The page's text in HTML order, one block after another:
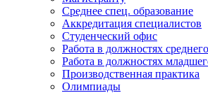
Среднее спец. образование
Аккредитация специалистов
Студенческий офис
Работа в должностях
Работа в должностях
Производственная практика
Олимпиады